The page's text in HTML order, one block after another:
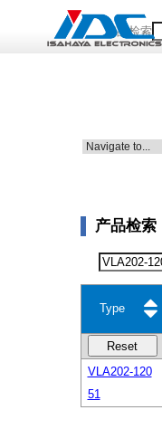
产品检索
产品检索
Type
Reset
VLA202-120
51